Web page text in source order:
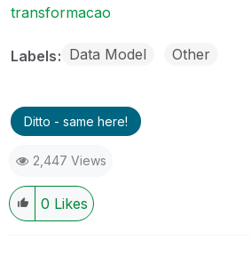
transformacao
Labels Data Model Other
Ditto - same here!
2,447 Views
0 Likes